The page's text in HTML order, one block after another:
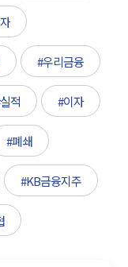
#우리금융
적 #이자
#폐쇄
#KB금융지주